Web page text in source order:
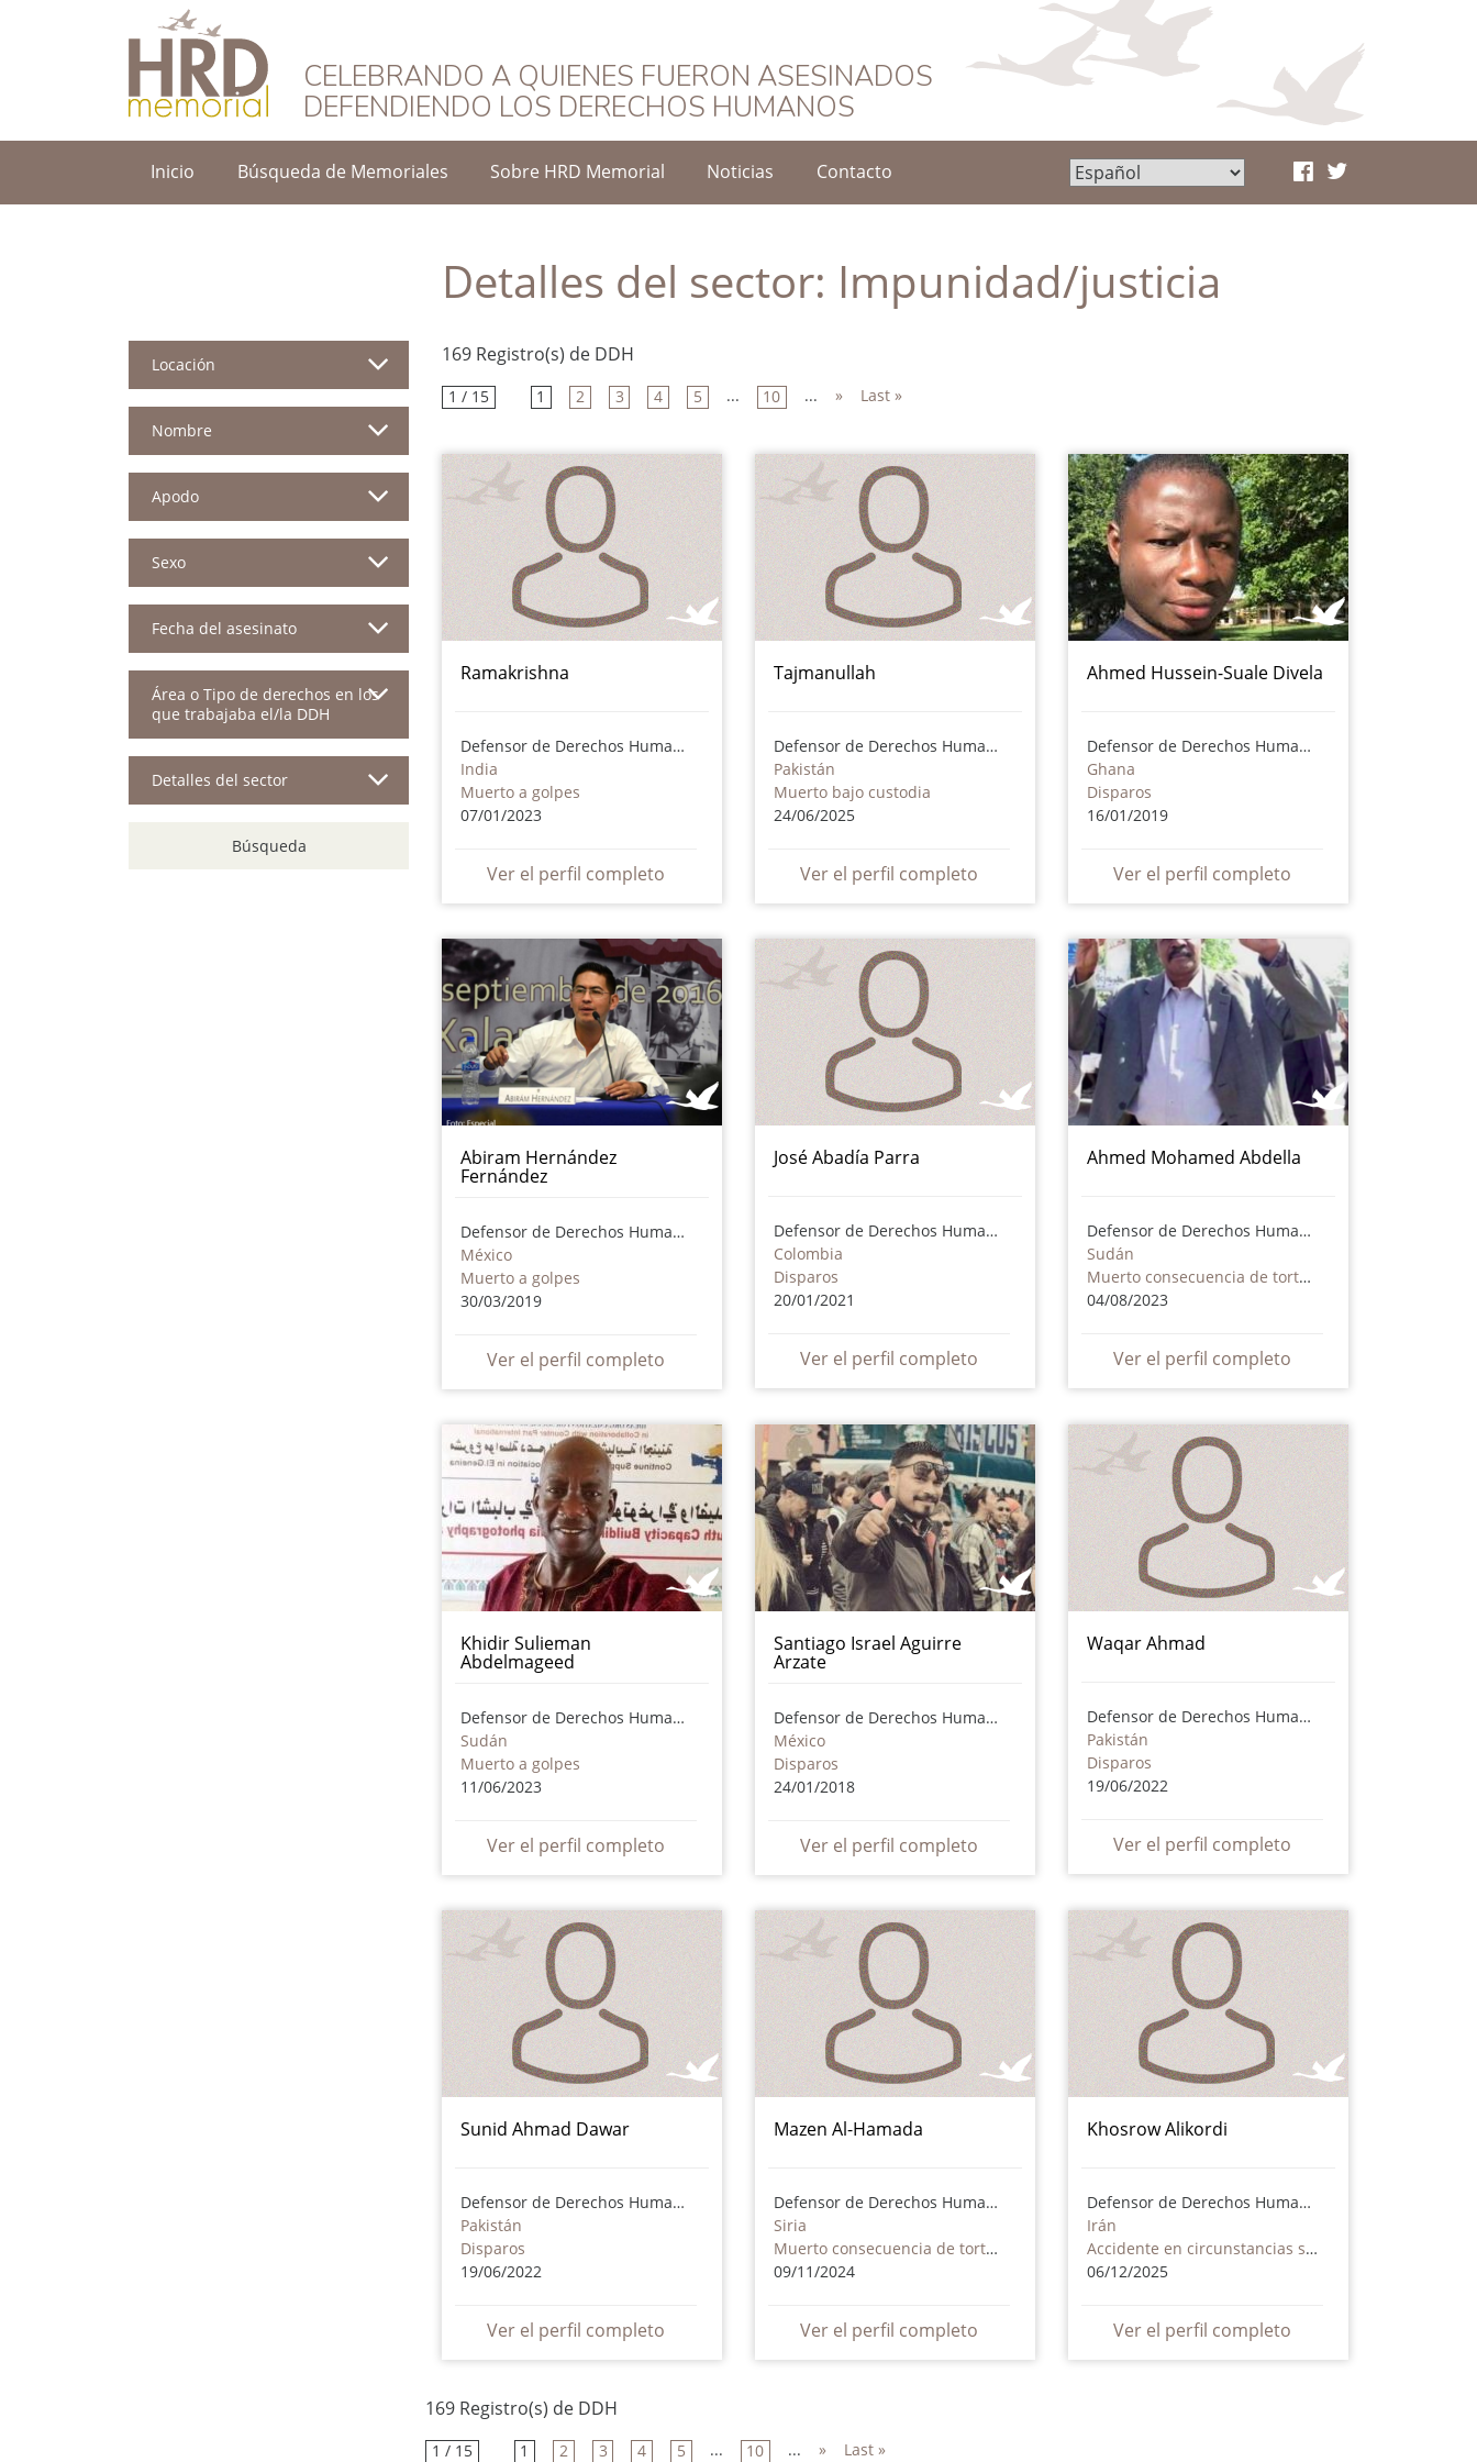
HRD Memorial – Español
CELEBRANDO A QUIENES FUERON ASESINADOS
DEFENDIENDO LOS DERECHOS HUMANOS
Inicio Búsqueda de Memoriales Sobre HRD Memorial Noticias Contacto
Detalles del sector: Impunidad/justicia
Locación
Nombre
Apodo
Sexo
Fecha del asesinato
Área o Tipo de derechos en los
que trabajaba el/la DDH
Detalles del sector
Búsqueda
169 Registro(s) de DDH
1 / 15 1 2 3 4 5 ... 10 ... » Last »
Ramakrishna
Defensor de Derechos Humanos
India
Muerto a golpes
07/01/2023
Ver el perfil completo
Tajmanullah
Defensor de Derechos Humanos
Pakistán
Muerto bajo custodia
24/06/2025
Ver el perfil completo
Ahmed Hussein-Suale Divela
Defensor de Derechos Humanos
Ghana
Disparos
16/01/2019
Ver el perfil completo
Abiram Hernández
Fernández
Defensor de Derechos Humanos
México
Muerto a golpes
30/03/2019
Ver el perfil completo
José Abadía Parra
Defensor de Derechos Humanos
Colombia
Disparos
20/01/2021
Ver el perfil completo
Ahmed Mohamed Abdella
Defensor de Derechos Humanos
Sudán
Muerto consecuencia de torturas o maltrato - incluye actores no estatales
04/08/2023
Ver el perfil completo
Khidir Sulieman
Abdelmageed
Defensor de Derechos Humanos
Sudán
Muerto a golpes
11/06/2023
Ver el perfil completo
Santiago Israel Aguirre
Arzate
Defensor de Derechos Humanos
México
Disparos
24/01/2018
Ver el perfil completo
Waqar Ahmad
Defensor de Derechos Humanos
Pakistán
Disparos
19/06/2022
Ver el perfil completo
Sunid Ahmad Dawar
Defensor de Derechos Humanos
Pakistán
Disparos
19/06/2022
Ver el perfil completo
Mazen Al-Hamada
Defensor de Derechos Humanos
Siria
Muerto consecuencia de torturas o maltrato - incluye actores no estatales
09/11/2024
Ver el perfil completo
Khosrow Alikordi
Defensor de Derechos Humanos
Irán
Accidente en circunstancias sospechosas
06/12/2025
Ver el perfil completo
169 Registro(s) de DDH
1 / 15 1 2 3 4 5 ... 10 ... » Last »